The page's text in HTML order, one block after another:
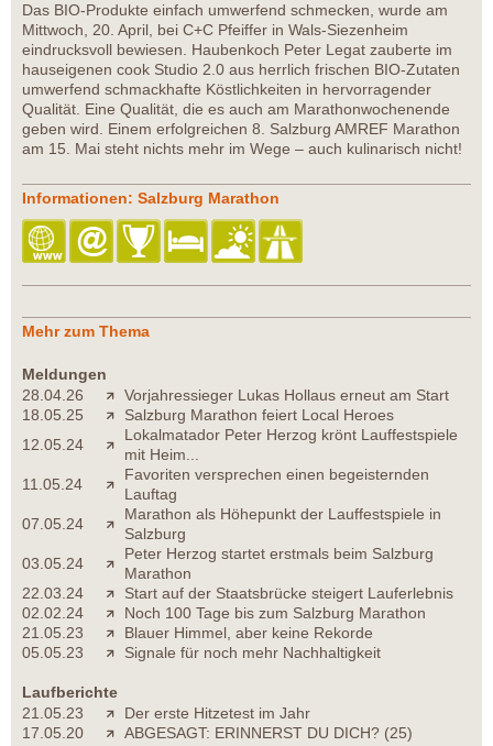
Das BIO-Produkte einfach umwerfend schmecken, wurde am
Mittwoch, 20. April, bei C+C Pfeiffer in Wals-Siezenheim
eindrucksvoll bewiesen. Haubenkoch Peter Legat zauberte im
hauseigenen cook Studio 2.0 aus herrlich frischen BIO-Zutaten
umwerfend schmackhafte Köstlichkeiten in hervorragender
Qualität. Eine Qualität, die es auch am Marathonwochenende
geben wird. Einem erfolgreichen 8. Salzburg AMREF Marathon
am 15. Mai steht nichts mehr im Wege – auch kulinarisch nicht!
Informationen: Salzburg Marathon
Mehr zum Thema
Meldungen
28.04.26
Vorjahressieger Lukas Hollaus erneut am Start
18.05.25
Salzburg Marathon feiert Local Heroes
12.05.24
Lokalmatador Peter Herzog krönt Lauffestspiele
mit Heim...
11.05.24
Favoriten versprechen einen begeisternden
Lauftag
07.05.24
Marathon als Höhepunkt der Lauffestspiele in
Salzburg
03.05.24
Peter Herzog startet erstmals beim Salzburg
Marathon
22.03.24
Start auf der Staatsbrücke steigert Lauferlebnis
02.02.24
Noch 100 Tage bis zum Salzburg Marathon
21.05.23
Blauer Himmel, aber keine Rekorde
05.05.23
Signale für noch mehr Nachhaltigkeit
Laufberichte
21.05.23
Der erste Hitzetest im Jahr
17.05.20
ABGESAGT: ERINNERST DU DICH? (25)